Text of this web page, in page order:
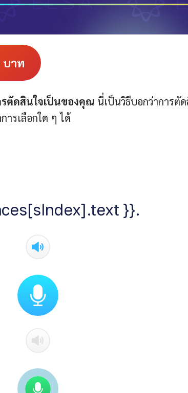
บาท
ตัดสินใจเป็นของคุณ นี่เป็นวิธีบอกว่าการตั
รเลือกใด ๆ ได้
}}.